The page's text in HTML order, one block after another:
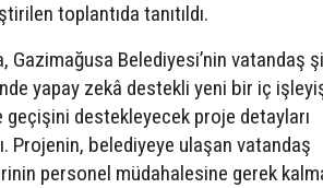
toplantıda tanıtıldı.
Gazimağusa Belediyesi’nin vatandaş
yapay zekâ destekli yeni bir iç
geçişini destekleyecek proje detayları
Projenin, belediyeye ulaşan vatandaş
personel müdahalesine gerek